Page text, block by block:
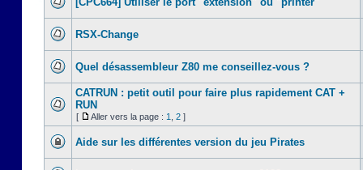
RSX-Change
Quel désassembleur Z80 me conseillez-vous ?
CATRUN : petit outil pour faire plus rapidement CAT +
RUN
[ Aller vers la page : 1 2 ]
Aide sur les différentes version du jeu Pirates